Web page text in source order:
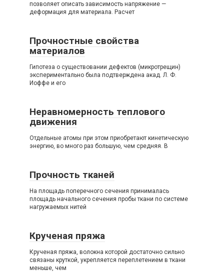
позволяет описать зависимость напряжение —
деформация для материала. Расчет
Прочностные свойства
материалов
Гипотеза о существовании дефектов (микротрещин)
экспериментально была подтверждена акад. Л. Ф.
Иоффе и его
Неравномерность теплового
движения
Отдельные атомы при этом приобретают кинетическую
энергию, во много раз большую, чем средняя. В
Прочность тканей
На площадь поперечного сечения принималась
площадь начального сечения пробы ткани по системе
нагружаемых нитей
Крученая пряжа
Крученая пряжа, волокна которой достаточно сильно
связаны круткой, укрепляется переплетением в ткани
меньше, чем